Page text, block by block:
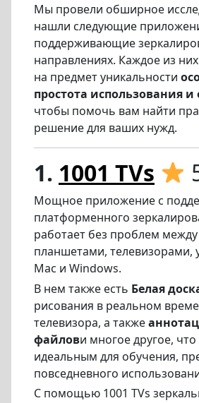
Мы провели обширное
нашли следующие
поддерживающие
направлениях. Каждое из
на предмет уникальности
простота использования
чтобы помочь вам найти
решение для ваших нужд.
1. 1001 TVs
Мощное приложение с
платформенного
работает без проблем
планшетами, телевизорами,
Mac и Windows.
В нем также есть Белая
рисования в реальном
телевизора, а также
файлови многое другое, что
идеальным для обучения,
повседневного
С помощью 1001 TVs